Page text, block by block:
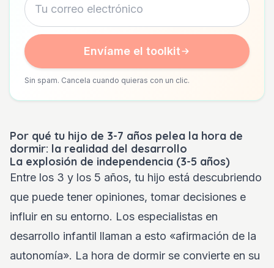
Envíame el toolkit
Sin spam. Cancela cuando quieras con un clic.
Por qué tu hijo de 3-7 años pelea la hora de
dormir: la realidad del desarrollo
La explosión de independencia (3-5 años)
Entre los 3 y los 5 años, tu hijo está descubriendo
que puede tener opiniones, tomar decisiones e
influir en su entorno. Los especialistas en
desarrollo infantil llaman a esto «afirmación de la
autonomía». La hora de dormir se convierte en su